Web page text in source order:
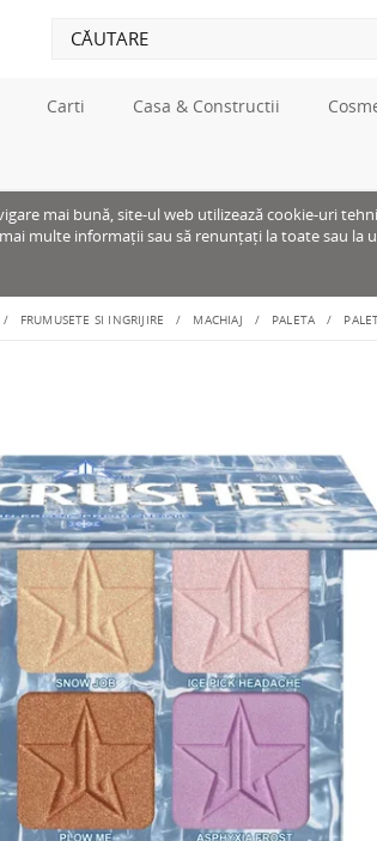
Carti Casa & Constructii
mai bună, site-ul web utilizează cookie-uri
multe informații sau să renunțați la toate sau la
FRUMUSETE SI INGRIJIRE MACHIAJ PALETA